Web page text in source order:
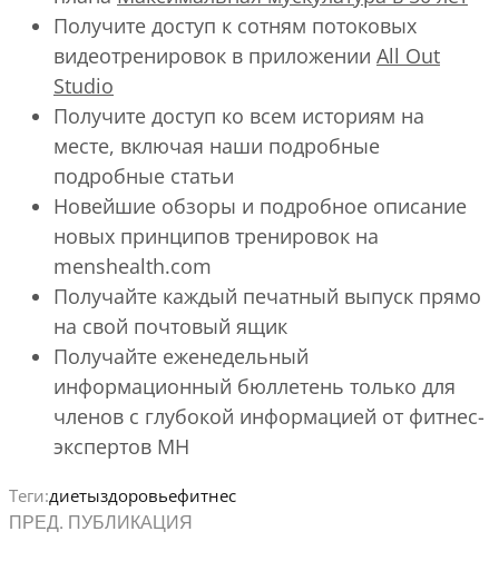
Получите доступ к сотням потоковых
видеотренировок в приложении All Out
Studio
Получите доступ ко всем историям на
месте, включая наши подробные
подробные статьи
Новейшие обзоры и подробное описание
новых принципов тренировок на
menshealth.com
Получайте каждый печатный выпуск прямо
на свой почтовый ящик
Получайте еженедельный
информационный бюллетень только для
членов с глубокой информацией от фитнес-
экспертов MH
Теги:диетыздоровьефитнес
ПРЕД. ПУБЛИКАЦИЯ